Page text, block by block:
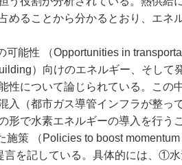
めることから分かるとおり、エネ
能性 （Opportunities in
）向けのエネルギー、そし
性について論じられている。この
入（都市ガス導管インフラが整っ
で水素エネルギーの導入を行う
策 （Policies to boost
を記している。具体的には、①